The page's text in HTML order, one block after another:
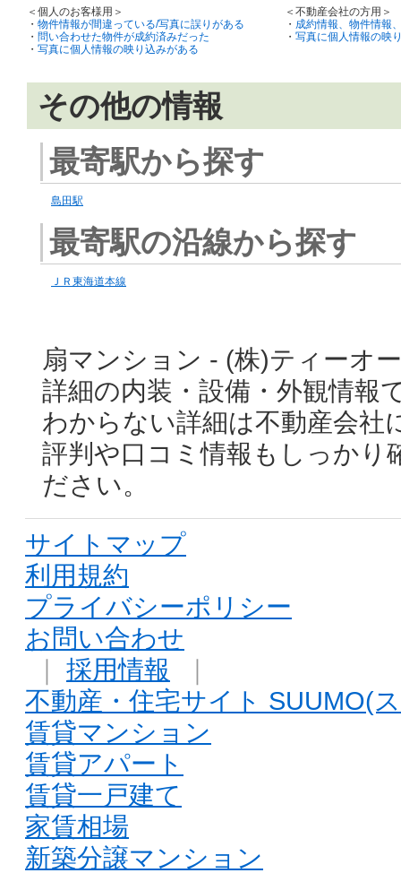
＜個人のお客様用＞
・ 物件情報が間違っている/写真に誤りがある
・ 問い合わせた物件が成約済みだった
・ 写真に個人情報の映り込みがある
＜不動産会社の方用＞
・ 成約情報、物件情報
・ 写真に個人情報の映
その他の情報
最寄駅から探す
島田駅
最寄駅の沿線から探す
ＪＲ東海道本線
扇マンション - (株)ティーオ
詳細の内装・設備・外観情報
わからない詳細は不動産会社
評判や口コミ情報もしっかり
ださい。
サイトマップ
利用規約
プライバシーポリシー
お問い合わせ
｜ 採用情報 ｜
不動産・住宅サイト SUUMO(
賃貸マンション
賃貸アパート
賃貸一戸建て
家賃相場
新築分譲マンション